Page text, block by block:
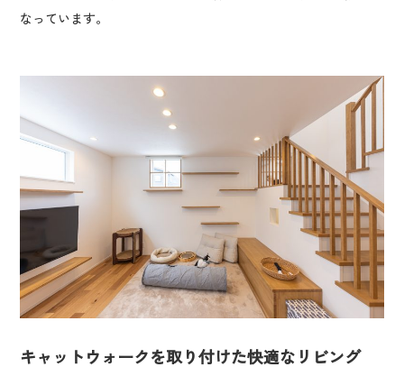
なっています。
キャットウォークを取り付けた快適なリビング